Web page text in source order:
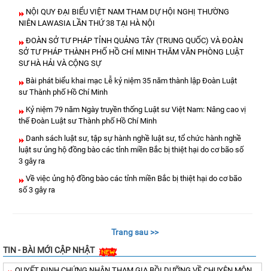
NỘI QUY ĐẠI BIỂU VIỆT NAM THAM DỰ HỘI NGHỊ THƯỜNG
NIÊN LAWASIA LẦN THỨ 38 TẠI HÀ NỘI
ĐOÀN SỞ TƯ PHÁP TỈNH QUẢNG TÂY (TRUNG QUỐC) VÀ ĐOÀN
SỞ TƯ PHÁP THÀNH PHỐ HỒ CHÍ MINH THĂM VĂN PHÒNG LUẬT
SƯ HÀ HẢI VÀ CỘNG SỰ
Bài phát biểu khai mạc Lễ kỷ niệm 35 năm thành lập Đoàn Luật
sư Thành phố Hồ Chí Minh
Kỷ niệm 79 năm Ngày truyền thống Luật sư Việt Nam: Nâng cao vị
thế Đoàn Luật sư Thành phố Hồ Chí Minh
Danh sách luật sư, tập sự hành nghề luật sư, tổ chức hành nghề
luật sư ủng hộ đồng bào các tỉnh miền Bắc bị thiệt hại do cơ bão số
3 gây ra
Về việc ủng hộ đồng bào các tỉnh miền Bắc bị thiệt hại do cơ bão
số 3 gây ra
Trang sau >>
TIN - BÀI MỚI CẬP NHẬT